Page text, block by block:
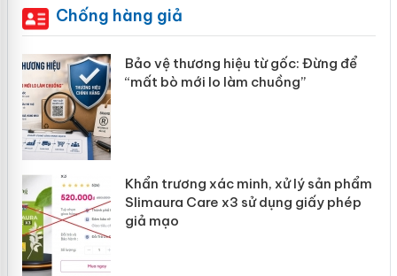
Chống hàng giả
Bảo vệ thương hiệu từ gốc: Đừng để
“mất bò mới lo làm chuồng”
Khẩn trương xác minh, xử lý sản phẩm
Slimaura Care x3 sử dụng giấy phép
giả mạo